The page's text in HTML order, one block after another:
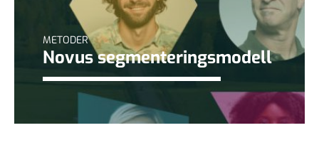
METODER
Novus segmenteringsmodell